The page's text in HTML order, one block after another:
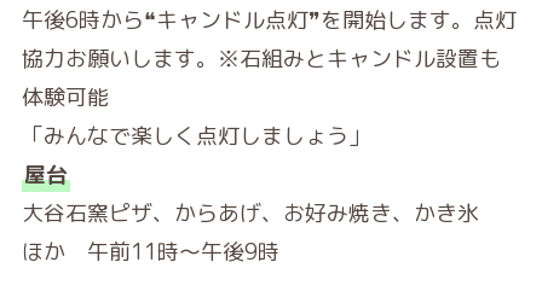
午後6時から❝キャンドル点灯❞を開始します。点灯
協力お願いします。※石組みとキャンドル設置も
体験可能
「みんなで楽しく点灯しましょう」
屋台
大谷石窯ピザ、からあげ、お好み焼き、かき氷
ほか 午前11時～午後9時